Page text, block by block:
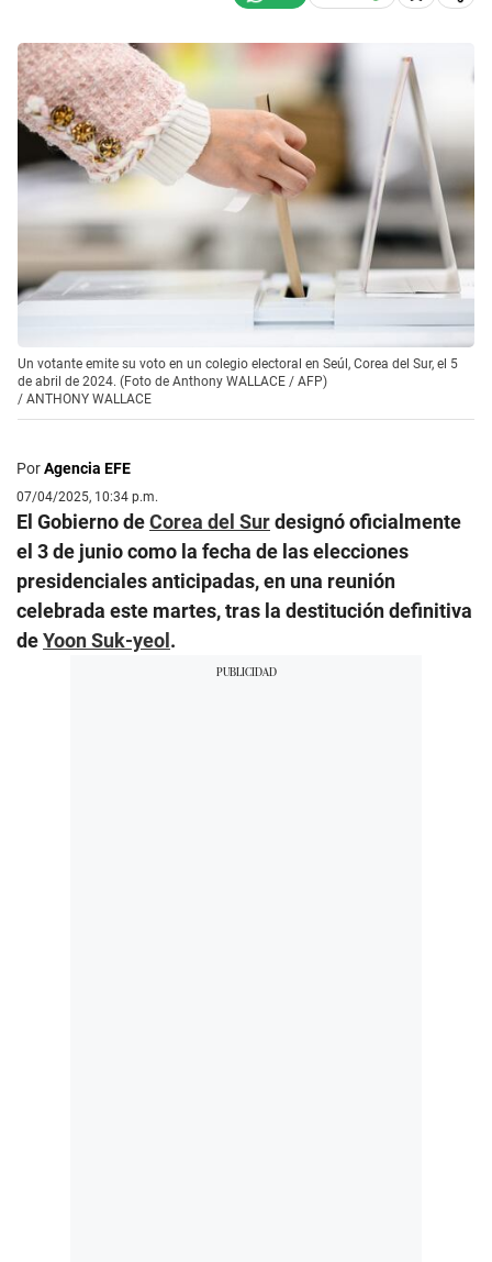
Un votante emite su voto en un colegio electoral en Seúl, Corea del Sur, el 5
de abril de 2024. (Foto de Anthony WALLACE / AFP)
/ ANTHONY WALLACE
PorAgencia EFE
07/04/2025, 10:34 p.m.
El Gobierno deCorea del Surdesignó oficialmente
el 3 de junio como la fecha de las elecciones
presidenciales anticipadas, en una reunión
celebrada este martes, tras la destitución definitiva
deYoon Suk-yeol.